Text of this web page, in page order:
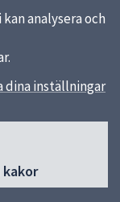
analysera och
dina inställningar